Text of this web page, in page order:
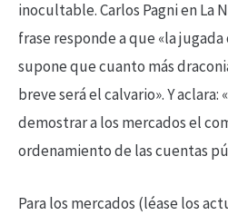
inocultable. Carlos Pagni en La
frase responde a que «la
supone que cuanto más
breve será el calvario». Y aclara:
demostrar a los mercados el
ordenamiento de las cuentas
Para los mercados (léase los